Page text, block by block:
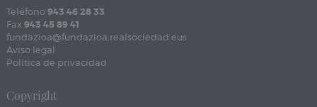
Teléfono 943 46 28 33
Fax 943 45 89 41
fundazioa@fundazioa.realsociedad.eus
Aviso legal
Política de privacidad
Copyright